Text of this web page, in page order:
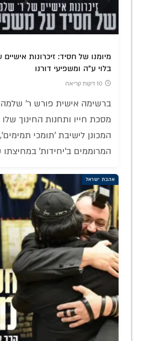
מיומנו של חסיד: זיכרונות
בלוי ע"ה ומשפיעי דורנו
10 דקות קריאה
ברשימה אישית פורש ר' שלמה
מסכת חייו ותחנות החינוך
המכונן לישיבת 'תומכי
המרוממים ב'יחידות'
אהבת ישראל